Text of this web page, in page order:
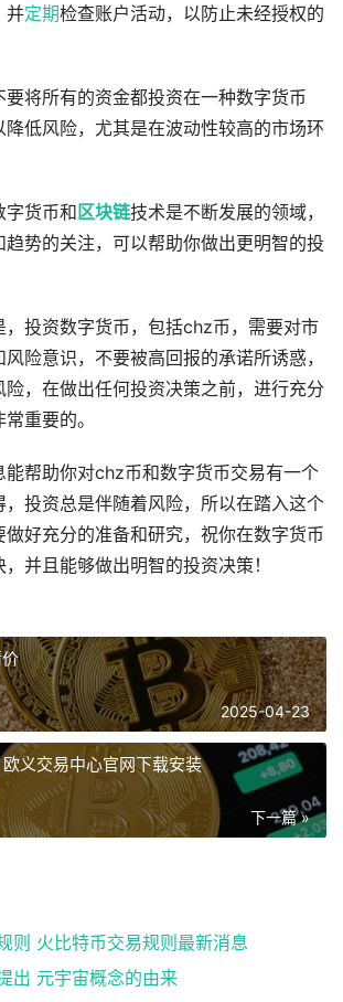
并定期检查账户活动，以防止未经授权的
要将所有的资金都投资在一种数字货币
降低风险，尤其是在波动性较高的市场环
字货币和 区块链技术是不断发展的领域，
势的关注，可以帮助你做出更明智的投
，投资数字货币，包括chz币，需要对市
险意识，不要被高回报的承诺所诱惑，
，在做出任何投资决策之前，进行充分
重要的。
能帮助你对chz币和数字货币交易有一个
，投资总是伴随着风险，所以在踏入这个
好充分的准备和研究，祝你在数字货币
并且能够做出明智的投资决策！
2025-04-23
义交易中心官网下载安装
下一篇 »
则 火比特币交易规则最新消息
出 元宇宙概念的由来